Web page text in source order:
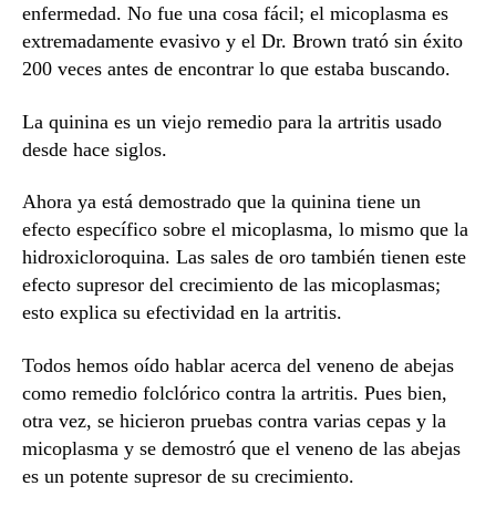
enfermedad. No fue una cosa fácil; el micoplasma es
extremadamente evasivo y el Dr. Brown trató sin éxito
200 veces antes de encontrar lo que estaba buscando.
La quinina es un viejo remedio para la artritis usado
desde hace siglos.
Ahora ya está demostrado que la quinina tiene un
efecto específico sobre el micoplasma, lo mismo que la
hidroxicloroquina. Las sales de oro también tienen este
efecto supresor del crecimiento de las micoplasmas;
esto explica su efectividad en la artritis.
Todos hemos oído hablar acerca del veneno de abejas
como remedio folclórico contra la artritis. Pues bien,
otra vez, se hicieron pruebas contra varias cepas y la
micoplasma y se demostró que el veneno de las abejas
es un potente supresor de su crecimiento.